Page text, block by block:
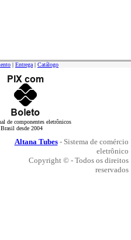
| Entrega | Catálogo
de componentes eletrônicos
desde 2004
Altana Tubes- Sistema de comércio
eletrônico
Copyright © - Todos os direitos
reservados